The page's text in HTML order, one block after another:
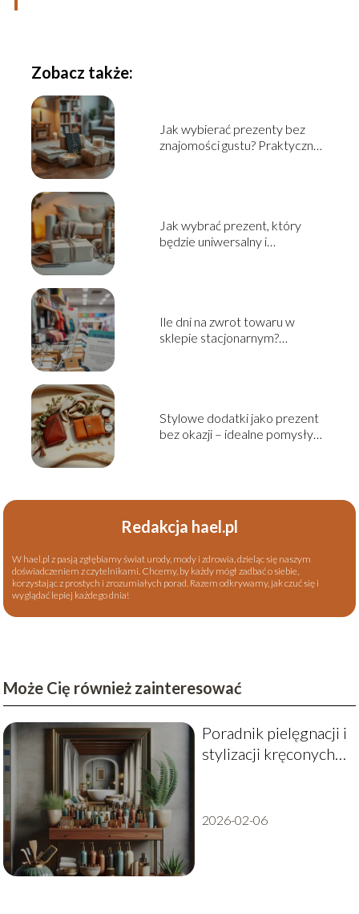
Zobacz także:
Jak wybierać prezenty bez
znajomości gustu? Praktyczny
Jak wybrać prezent, który
będzie uniwersalny i
Ile dni na zwrot towaru w
sklepie stacjonarnym?
Stylowe dodatki jako prezent
bez okazji – idealne pomysły
Redakcja hael.pl
W hael.pl z pasją zgłębiamy świat urody, mody i zdrowia, dzieląc się naszym
doświadczeniem z czytelnikami. Chcemy, by każdy mógł zadbać o siebie,
korzystając z prostych i zrozumiałych porad. Razem odkrywamy, jak czuć się i
wyglądać lepiej każdego dnia!
Może Cię również zainteresować
Poradnik pielęgnacji i
stylizacji kręconych
2026-02-06